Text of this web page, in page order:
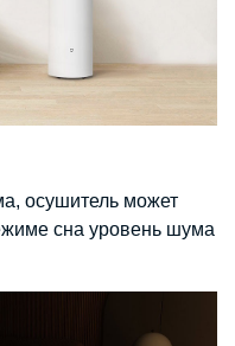
осушитель может
сна уровень шума